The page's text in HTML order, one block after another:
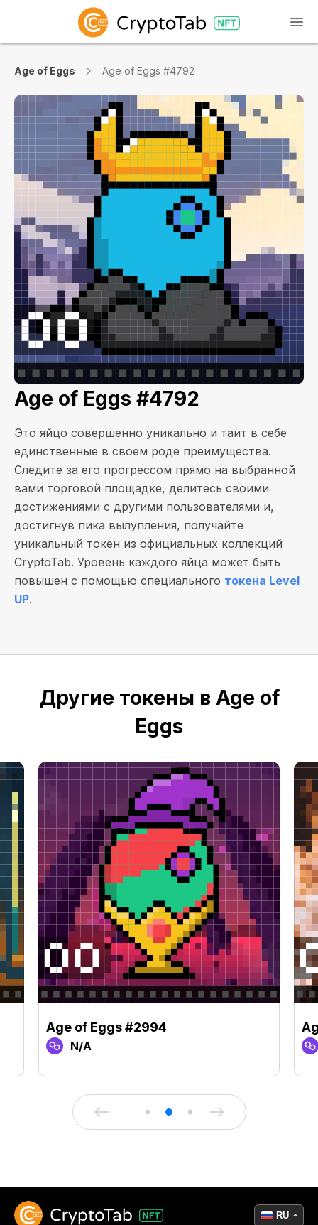
Age of Eggs Age of Eggs #4792
Age of Eggs #4792
Это яйцо совершенно уникально и таит в себе
единственные в своем роде преимущества.
Следите за его прогрессом прямо на выбранной
вами торговой площадке, делитесь своими
достижениями с другими пользователями и,
достигнув пика вылупления, получайте
уникальный токен из официальных коллекций
CryptoTab. Уровень каждого яйца может быть
повышен с помощью специального токена Level
UP.
Другие токены в Age of
Eggs
Age of Eggs #2994
N/A
RU